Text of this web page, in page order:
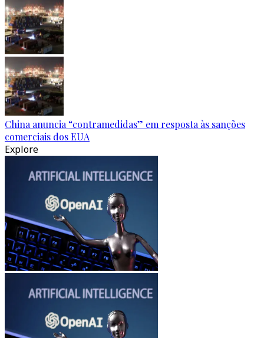
China anuncia “contramedidas” em resposta às sanções
comerciais dos EUA
Explore